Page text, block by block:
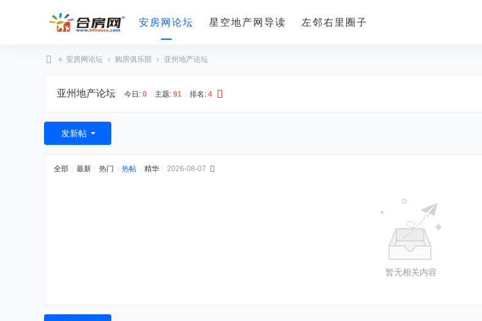
安房网论坛 星空地产网导读 左邻右里圈子
» 安房网论坛 › 购房俱乐部 › 亚州地产论坛
亚州地产论坛 今日: 0 主题: 91 排名: 4
发新帖
全部 最新 热门 热帖 精华 2026-08-07
暂无相关内容